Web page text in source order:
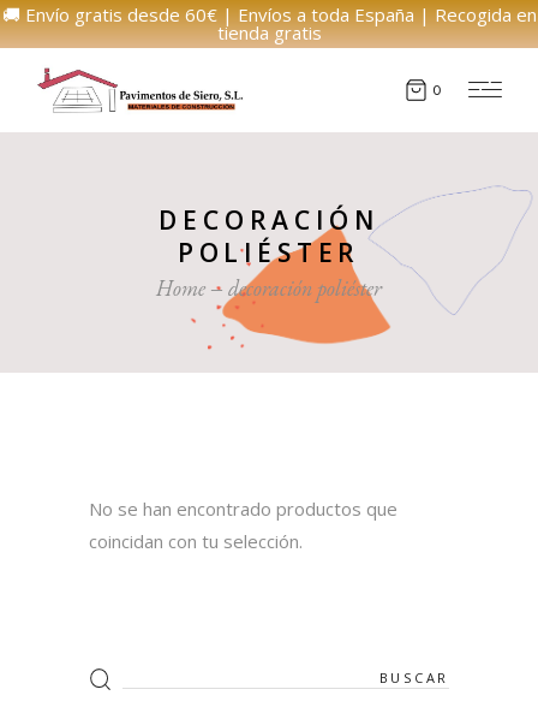
🚚 Envío gratis desde 60€ | Envíos a toda España | Recogida en
tienda gratis
0
DECORACIÓN
POLIÉSTER
Home decoración poliéster
No se han encontrado productos que
coincidan con tu selección.
Search
for: